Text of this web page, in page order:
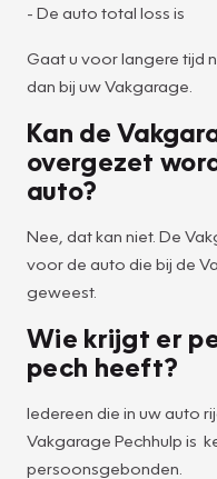
- De auto total loss is
Gaat u voor langere tijd
dan bij uw Vakgarage.
Kan de
overgezet
auto?
Nee, dat kan niet. De
voor de auto die bij de
geweest.
Wie krijgt er
pech heeft?
Iedereen die in uw auto
Vakgarage Pechhulp is
persoonsgebonden.